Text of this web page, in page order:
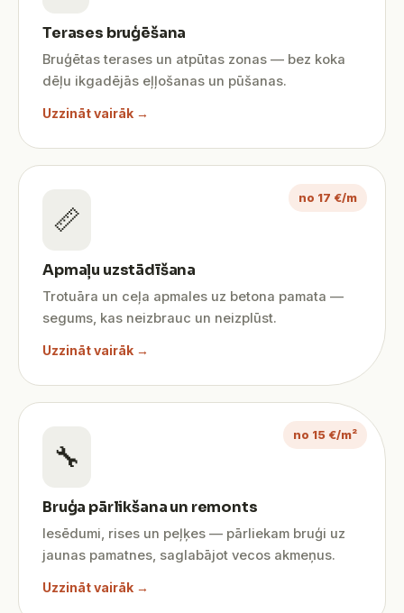
Terases bruģēšana
Bruģētas terases un atpūtas zonas — bez koka
dēļu ikgadējās eļļošanas un pūšanas.
Uzzināt vairāk →
no 17 €/m
📏
Apmaļu uzstādīšana
Trotuāra un ceļa apmales uz betona pamata —
segums, kas neizbrauc un neizplūst.
Uzzināt vairāk →
no 15 €/m²
🔧
Bruģa pārlikšana un remonts
Iesēdumi, rises un peļķes — pārliekam bruģi uz
jaunas pamatnes, saglabājot vecos akmeņus.
Uzzināt vairāk →